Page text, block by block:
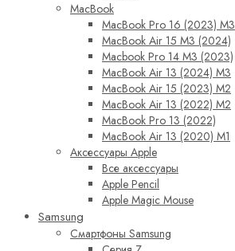
MacBook
MacBook Pro 16 (2023) M3
MacBook Air 15 M3 (2024)
Macbook Pro 14 M3 (2023)
MacBook Air 13 (2024) M3
MacBook Air 15 (2023) M2
MacBook Air 13 (2022) M2
MacBook Pro 13 (2022)
MacBook Air 13 (2020) M1
Аксессуары Apple
Все аксессуары
Apple Pencil
Apple Magic Mouse
Samsung
Смартфоны Samsung